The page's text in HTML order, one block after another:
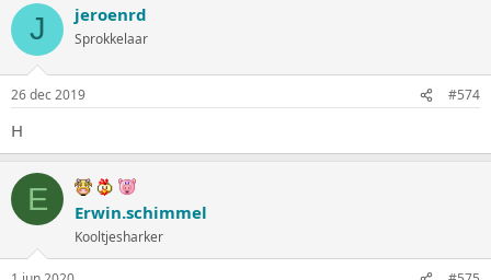
J jeroenrd
Sprokkelaar
26 dec 2019 #574
H
E Erwin.schimmel
Kooltjesharker